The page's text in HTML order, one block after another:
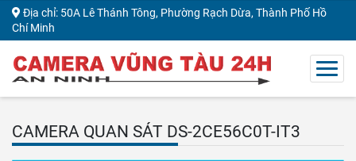
Địa chỉ: 50A Lê Thánh Tông, Phường Rạch Dừa, Thành Phố Hồ
Chí Minh
CAMERA QUAN SÁT DS-2CE56C0T-IT3